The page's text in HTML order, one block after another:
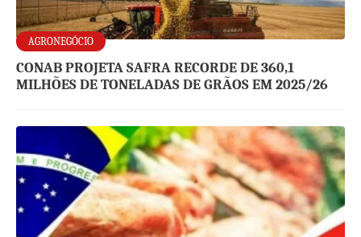
AGRONEGÓCIO
CONAB PROJETA SAFRA RECORDE DE 360,1
MILHÕES DE TONELADAS DE GRÃOS EM 2025/26